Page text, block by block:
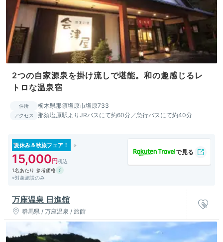
2つの自家源泉を掛け流しで堪能。和の趣感じるレ
トロな温泉宿
住所 栃木県那須塩原市塩原733
アクセス 那須塩原駅よりJRバスにて約60分／急行バスにて約40分
夏休み＆秋旅フェア！
15,000
1名あたり 参考価格
※対象施設のみ
万座温泉 日進舘
群馬県 / 万座温泉 / 旅館